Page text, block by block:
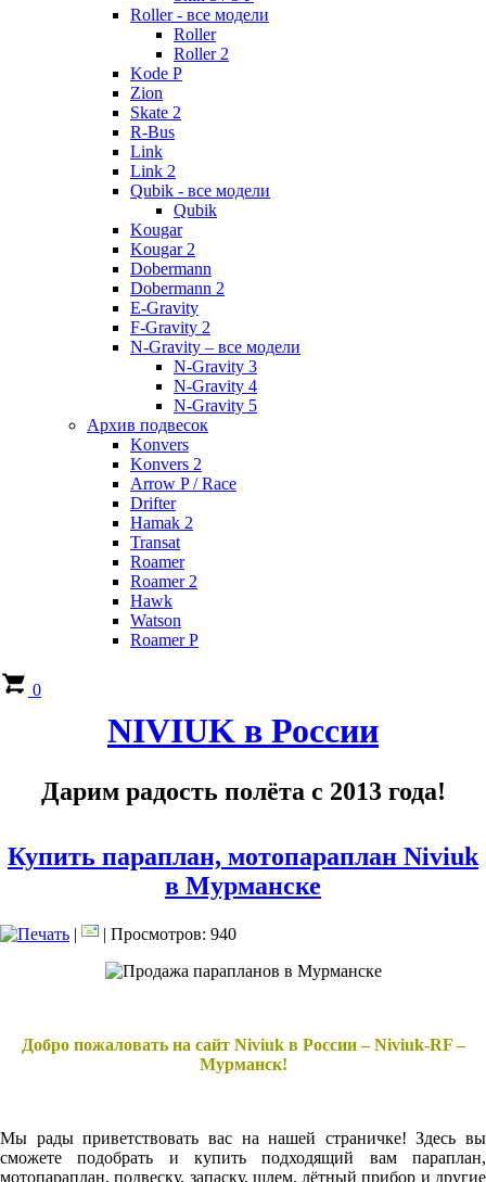
Roller - все модели
Roller
Roller 2
Kode P
Zion
Skate 2
R-Bus
Link
Link 2
Qubik - все модели
Qubik
Kougar
Kougar 2
Dobermann
Dobermann 2
E-Gravity
F-Gravity 2
N-Gravity – все модели
N-Gravity 3
N-Gravity 4
N-Gravity 5
Архив подвесок
Konvers
Konvers 2
Arrow P / Race
Drifter
Hamak 2
Transat
Roamer
Roamer 2
Hawk
Watson
Roamer P
0
NIVIUK в России
Дарим радость полёта с 2013 года!
Купить параплан, мотопараплан Niviuk
в Мурманске
| | Просмотров: 940
Добро пожаловать на сайт Niviuk в России – Niviuk-RF –
Мурманск!
Мы рады приветствовать вас на нашей страничке! Здесь вы
сможете подобрать и купить подходящий вам параплан,
мотопараплан, подвеску, запаску, шлем, лётный прибор и другие